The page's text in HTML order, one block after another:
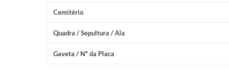
Cemitério
Quadra / Sepultura / Ala
Gaveta / Nº da Placa